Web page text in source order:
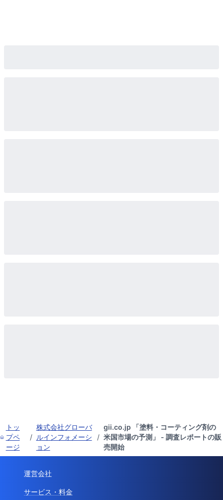
トッ
プペ
ージ
/
株式会社グローバ
ルインフォメーシ
ョン
/
gii.co.jp 「塗料・コーティング剤の
米国市場の予測」 - 調査レポートの販
売開始
運営会社
サービス・料金